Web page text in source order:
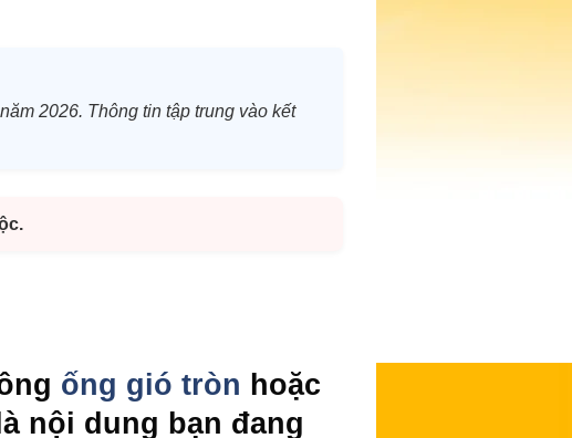
2026. Thông tin tập trung vào kết
ống gió tròn hoặc
nội dung bạn đang